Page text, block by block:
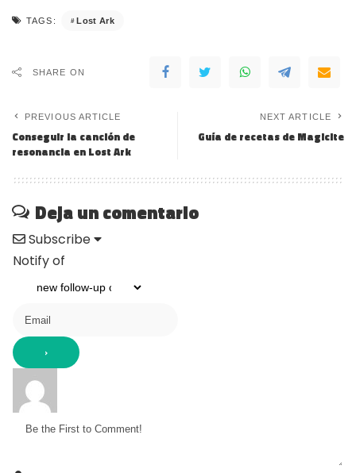
TAGS: Lost Ark
SHARE ON
PREVIOUS ARTICLE
Conseguir la canción de
resonancia en Lost Ark
NEXT ARTICLE
Guía de recetas de Magicite
Deja un comentario
Subscribe
Notify of